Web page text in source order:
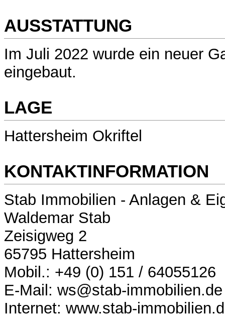
AUSSTATTUNG
Im Juli 2022 wurde ein neuer
eingebaut.
LAGE
Hattersheim Okriftel
KONTAKTINFORMATION
Stab Immobilien - Anlagen &
Waldemar Stab
Zeisigweg 2
65795 Hattersheim
Mobil.: +49 (0) 151 / 64055126
E-Mail: ws@stab-immobilien.de
Internet: www.stab-